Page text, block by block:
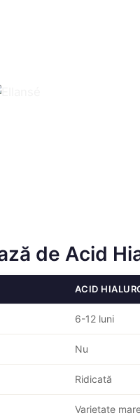
de Acid
ACID
6-12 luni
Nu
Ridicată
Varietate